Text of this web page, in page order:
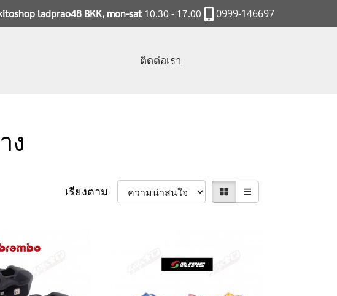
ladprao48 BKK, mon-sat 10.30 - 17.00 0999-146697
ติดต่อเรา
ง
เรียงตาม